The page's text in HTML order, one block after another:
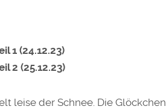
1 (24.12.23)
2 (25.12.23)
leise der Schnee. Die Glöckchen